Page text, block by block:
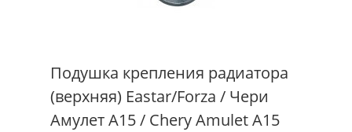
Подушка крепления радиатора
(верхняя) Eastar/Forza / Чери
Амулет А15 / Chery Amulet A15